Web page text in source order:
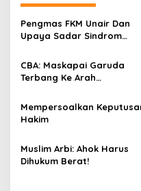
a
v
g
a
t
i
o
n
Pengmas FKM Unair Dan
Upaya Sadar Sindrom
CBA: Maskapai Garuda
Terbang Ke Arah
Mempersoalkan
Hakim
Muslim Arbi: Ahok Harus
Dihukum Berat!